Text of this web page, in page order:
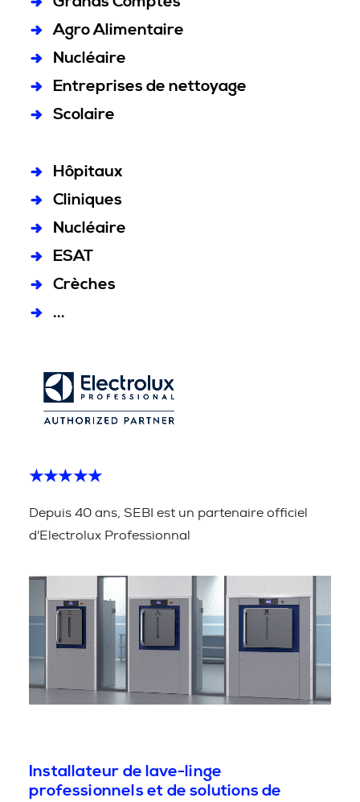
Agro Alimentaire
Nucléaire
Entreprises de nettoyage
Scolaire
Hôpitaux
Cliniques
Nucléaire
ESAT
Crèches
...
★★★★★
Depuis 40 ans, SEBI est un partenaire officiel
d'Electrolux Professionnal
Installateur de lave-linge
professionnels et de solutions de